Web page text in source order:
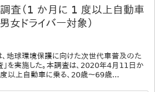
査（1 か月に 1 度以上自動車
女ドライバー対象）
は、地球環境保護に向けた次世代車普及のた
」を実施した。本調査は、2020年4月11日か
以上自動車に乗る、20歳～69歳...